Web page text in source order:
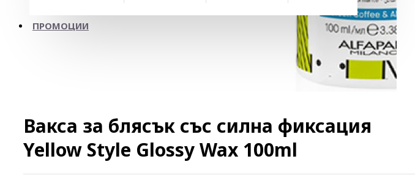
ПРОМОЦИИ
Вакса за блясък със силна фиксация
Yellow Style Glossy Wax 100ml